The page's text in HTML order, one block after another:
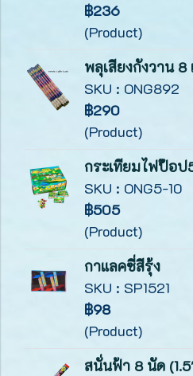
฿236
(Product)
พลุเสียงกังวาน 8
SKU : ONG892
฿290
(Product)
กระเทียมไฟป๊อป
SKU : ONG5-10
฿505
(Product)
กาแลคซี่สีรุ้ง
SKU : SP1521
฿98
(Product)
สนั่นฟ้า 8 นัด